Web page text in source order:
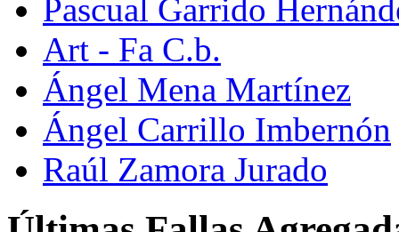
Pascual Garrido
Art - Fa C.b.
Ángel Mena Martínez
Ángel Carrillo Imbernón
Raúl Zamora Jurado